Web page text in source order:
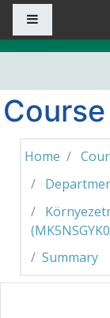
Skip to main content
Home
Summary